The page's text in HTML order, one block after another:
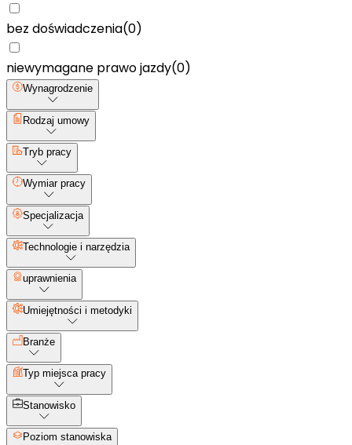
bez doświadczenia(0)
niewymagane prawo jazdy(0)
Wynagrodzenie
Rodzaj umowy
Tryb pracy
Wymiar pracy
Specjalizacja
Technologie i narzędzia
uprawnienia
Umiejętności i metodyki
Branże
Typ miejsca pracy
Stanowisko
Poziom stanowiska